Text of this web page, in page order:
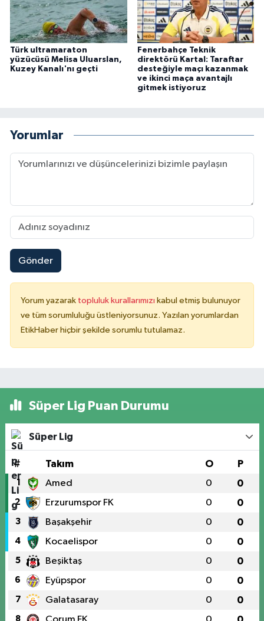
Türk ultramaraton
yüzücüsü Melisa Uluarslan,
Kuzey Kanalı'nı geçti
Fenerbahçe Teknik
direktörü Kartal: Taraftar
desteğiyle maçı kazanmak
ve ikinci maça avantajlı
gitmek istiyoruz
Yorumlar
Gönder
Yorum yazarak topluluk kurallarımızı kabul etmiş bulunuyor
ve tüm sorumluluğu üstleniyorsunuz. Yazılan yorumlardan
EtikHaber hiçbir şekilde sorumlu tutulamaz.
Süper Lig Puan Durumu
Süper Lig
# Takım O P
1 Amed 0 0
2 Erzurumspor FK 0 0
3 Başakşehir 0 0
4 Kocaelispor 0 0
5 Beşiktaş 0 0
6 Eyüpspor 0 0
7 Galatasaray 0 0
8